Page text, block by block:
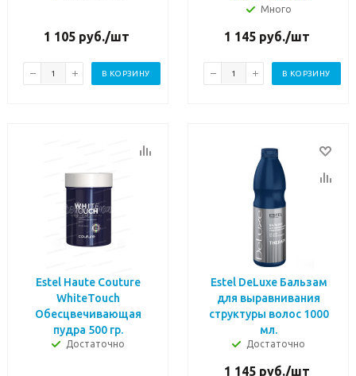
1 105 руб./шт
В КОРЗИНУ
Много
1 145 руб./шт
В КОРЗИНУ
Estel Haute Couture
WhiteTouch
Обесцвечивающая
пудра 500 гр.
Достаточно
Estel DeLuxe Бальзам
для выравнивания
структуры волос 1000
мл.
Достаточно
1 145 руб./шт